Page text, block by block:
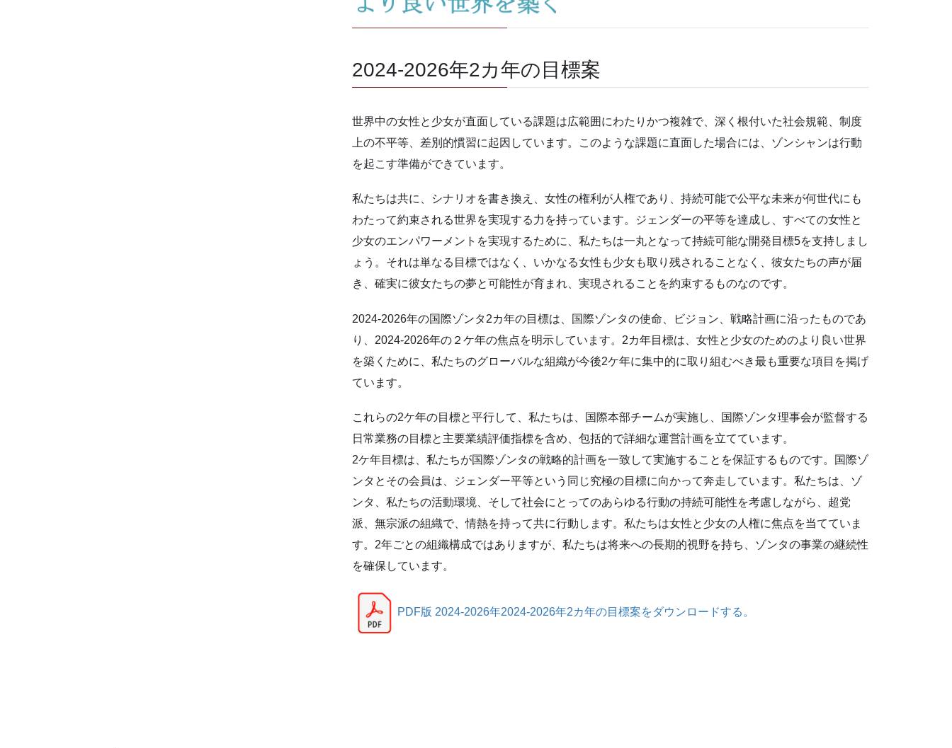
2024-2026年2カ年の目標案
世界中の女性と少女が直面している課題は広範囲にわたりかつ複雑で、深く根付いた社会規範、制度
上の不平等、差別的慣習に起因しています。このような課題に直面した場合には、ゾンシャンは行動
を起こす準備ができています。
私たちは共に、シナリオを書き換え、女性の権利が人権であり、持続可能で公平な未来が何世代にも
わたって約束される世界を実現する力を持っています。ジェンダーの平等を達成し、すべての女性と
少女のエンパワーメントを実現するために、私たちは一丸となって持続可能な開発目標5を支持しまし
ょう。それは単なる目標ではなく、いかなる女性も少女も取り残されることなく、彼女たちの声が届
き、確実に彼女たちの夢と可能性が育まれ、実現されることを約束するものなのです。
2024-2026年の国際ゾンタ2カ年の目標は、国際ゾンタの使命、ビジョン、戦略計画に沿ったものであ
り、2024-2026年の２ケ年の焦点を明示しています。2カ年目標は、女性と少女のためのより良い世界
を築くために、私たちのグローバルな組織が今後2ケ年に集中的に取り組むべき最も重要な項目を掲げ
ています。
これらの2ケ年の目標と平行して、私たちは、国際本部チームが実施し、国際ゾンタ理事会が監督する
日常業務の目標と主要業績評価指標を含め、包括的で詳細な運営計画を立てています。
2ケ年目標は、私たちが国際ゾンタの戦略的計画を一致して実施することを保証するものです。国際ゾ
ンタとその会員は、ジェンダー平等という同じ究極の目標に向かって奔走しています。私たちは、ゾ
ンタ、私たちの活動環境、そして社会にとってのあらゆる行動の持続可能性を考慮しながら、超党
派、無宗派の組織で、情熱を持って共に行動します。私たちは女性と少女の人権に焦点を当てていま
す。2年ごとの組織構成ではありますが、私たちは将来への長期的視野を持ち、ゾンタの事業の継続性
を確保しています。
PDF版 2024-2026年2024-2026年2カ年の目標案をダウンロードする。